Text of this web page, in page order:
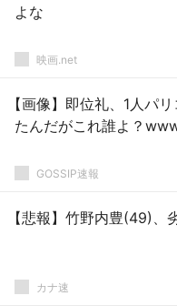
よな
映画.net
【画像】即位礼、1人パ
たんだがこれ誰よ？
GOSSIP速報
【悲報】竹野内豊(49)、
カナ速